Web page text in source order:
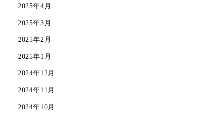
2025年4月
2025年3月
2025年2月
2025年1月
2024年12月
2024年11月
2024年10月